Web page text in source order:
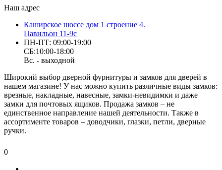
Наш адрес
Каширское шоссе дом 1 строение 4.
Павильон 11-9с
ПН-ПТ: 09:00-19:00
СБ:10:00-18:00
Вс. - выходной
Широкий выбор дверной фурнитуры и замков для дверей в
нашем магазине! У нас можно купить различные виды замков:
врезные, накладные, навесные, замки-невидимки и даже
замки для почтовых ящиков. Продажа замков – не
единственное направление нашей деятельности. Также в
ассортименте товаров – доводчики, глазки, петли, дверные
ручки.
0